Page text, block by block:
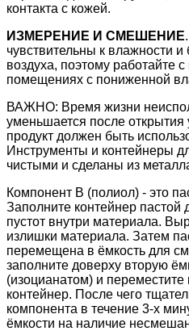
контакта с кожей.
ИЗМЕРЕНИЕ И СМЕШЕНИЕ
чувствительны к влажности и
воздуха, поэтому работайте
помещениях с пониженной
ВАЖНО: Время жизни
уменьшается после
продукт должен быть
Инструменты и контейнеры
чистыми и сделаны из
Компонент В (полиол) - это
Заполните контейнер пастой
пустот внутри материала.
излишки материала. Затем
перемещена в ёмкость для
заполните доверху вторую
(изоцианатом) и
контейнер. После чего
компонента в течение 3-х
ёмкости на наличие